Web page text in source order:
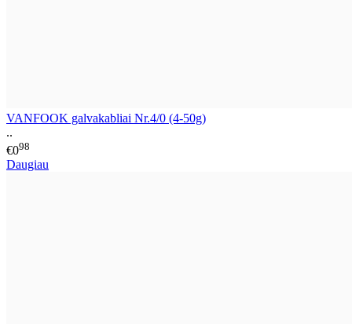
VANFOOK galvakabliai Nr.4/0 (4-50g)
..
€098
Daugiau